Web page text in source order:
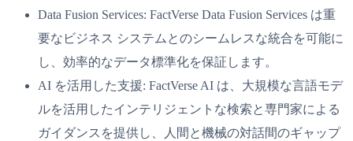
Data Fusion Services: FactVerse Data Fusion Services は重
要なビジネス システムとのシームレスな統合を可能に
し、効率的なデータ標準化を保証します。
AI を活用した支援: FactVerse AI は、大規模な言語モデ
ルを活用したインテリジェントな検索と専門家による
ガイダンスを提供し、人間と機械の対話間のギャップ